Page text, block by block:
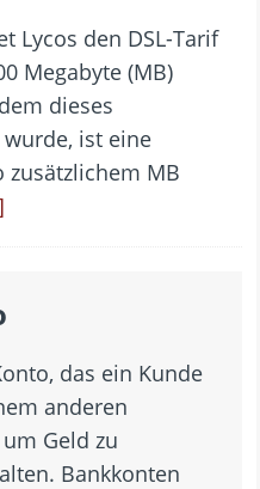
Lycos den DSL-Tarif
Megabyte (MB)
dieses
ist eine
zusätzlichem MB
das ein Kunde
anderen
Geld zu
Bankkonten